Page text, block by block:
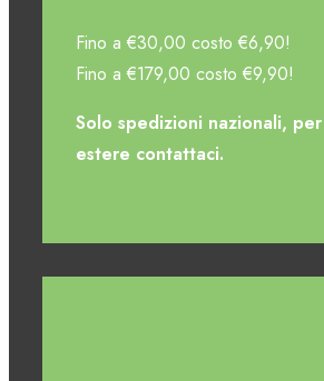
Fino a €30,00 costo €6,90!
Fino a €179,00 costo €9,90!
Solo spedizioni nazionali,
estere contattaci.